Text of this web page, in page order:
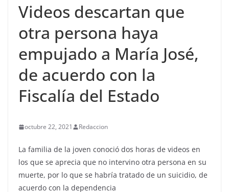
Videos descartan que
otra persona haya
empujado a María José,
de acuerdo con la
Fiscalía del Estado
octubre 22, 2021 Redaccion
La familia de la joven conoció dos horas de videos en
los que se aprecia que no intervino otra persona en su
muerte, por lo que se habría tratado de un suicidio, de
acuerdo con la dependencia